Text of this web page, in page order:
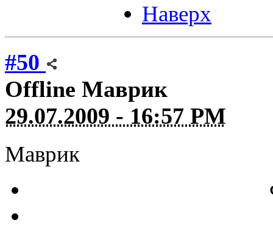
Наверх
#50
Offline Маврик
29.07.2009 - 16:57 PM
Маврик